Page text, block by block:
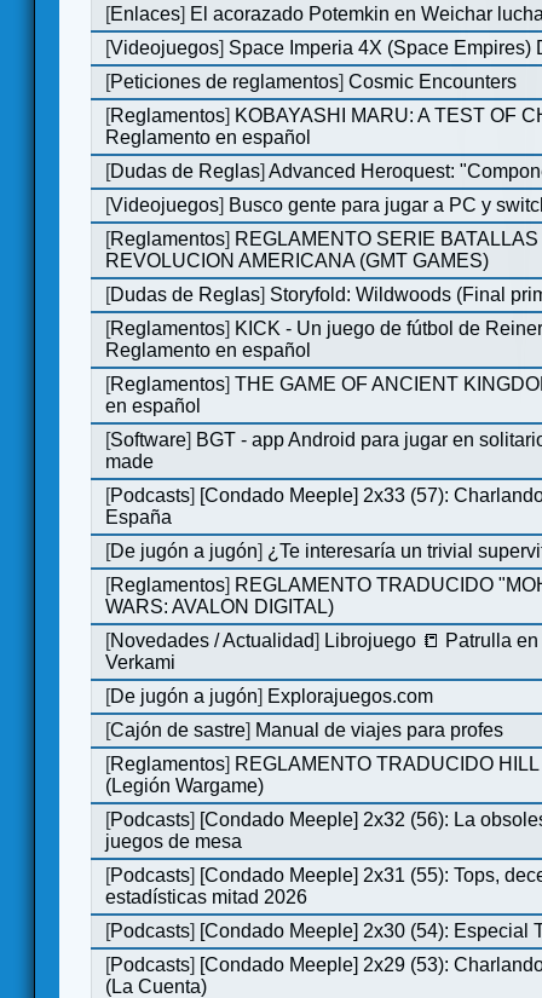
[Enlaces] El acorazado Potemkin en Weichar
[Videojuegos] Space Imperia 4X (Space Empires)
[Peticiones de reglamentos]Cosmic Encounters
[Reglamentos] KOBAYASHI MARU: A TEST OF
Reglamento en español
[Dudas de Reglas]Advanced Heroquest:
[Videojuegos] Busco gente para jugar a PC y
[Reglamentos] REGLAMENTO SERIE
REVOLUCION AMERICANA (GMT GAMES)
[Dudas de Reglas] Storyfold: Wildwoods (Final
[Reglamentos] KICK - Un juego de fútbol de
Reglamento en español
[Reglamentos]THE GAME OF ANCIENT
en español
[Software] BGT - app Android para jugar en
made
[Podcasts] [Condado Meeple] 2x33 (57):
España
[De jugón a jugón] ¿Te interesaría un trivial
[Reglamentos] REGLAMENTO TRADUCIDO
WARS: AVALON DIGITAL)
[Novedades / Actualidad] Librojuego 📒 Patrulla
Verkami
[De jugón a jugón] Explorajuegos.com
[Cajón de sastre] Manual de viajes para profes
[Reglamentos] REGLAMENTO TRADUCIDO
(Legión Wargame)
[Podcasts] [Condado Meeple] 2x32 (56): La
juegos de mesa
[Podcasts] [Condado Meeple] 2x31 (55): Tops,
estadísticas mitad 2026
[Podcasts] [Condado Meeple] 2x30 (54): Especial
[Podcasts] [Condado Meeple] 2x29 (53):
(La Cuenta)